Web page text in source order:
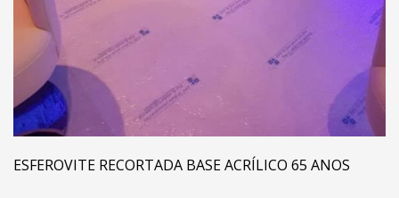
ESFEROVITE RECORTADA BASE ACRÍLICO 65 ANOS